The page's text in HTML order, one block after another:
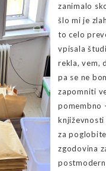
zanimalo
šlo mi je
to celo
vpisala
rekla, vem,
pa se ne
zapomniti
pomembno
za
zgodovina